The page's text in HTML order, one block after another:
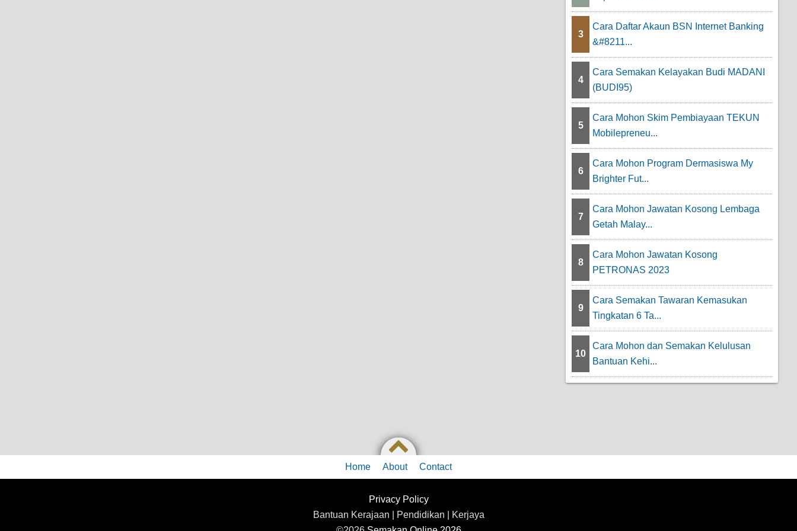
3
Cara Daftar Akaun BSN Internet Banking
&#8211...
4
Cara Semakan Kelayakan Budi MADANI
(BUDI95)
5
Cara Mohon Skim Pembiayaan TEKUN
Mobilepreneu...
6
Cara Mohon Program Dermasiswa My
Brighter Fut...
7
Cara Mohon Jawatan Kosong Lembaga
Getah Malay...
8
Cara Mohon Jawatan Kosong
PETRONAS 2023
9
Cara Semakan Tawaran Kemasukan
Tingkatan 6 Ta...
10
Cara Mohon dan Semakan Kelulusan
Bantuan Kehi...
Home About Contact
Privacy Policy
Bantuan Kerajaan | Pendidikan | Kerjaya